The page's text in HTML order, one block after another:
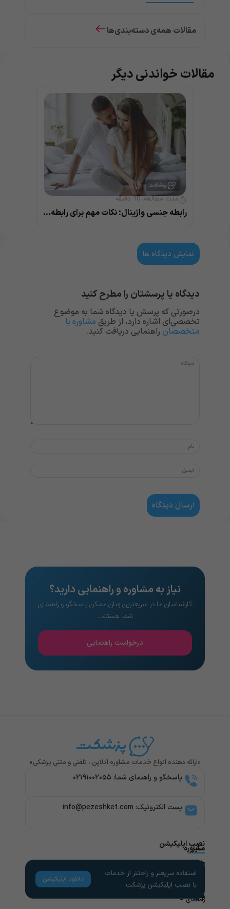
مقالات همه‌ی دسته‌بندی‌ها
مقالات خواندنی دیگر
مدت مطالعه:10 دقیقه
رابطه جنسی واژینال؛ نکات مهم برای رابطه ای سالم
نمایش دیدگاه ها
دیدگاه یا پرسشتان را مطرح کنید
درصورتی که پرسش یا دیدگاه شما به موضوع
تخصصی‌ای اشاره دارد، از طریق مشاوره با
متخصصان راهنمایی دریافت کنید.
نیاز به مشاوره و راهنمایی دارید؟
کارشناسان ما در سریعترین زمان ممکن پاسخگو و راهنمای
شما هستند..
درخواست راهنمایی
«ارائه دهنده انواع خدمات مشاوره آنلاین ، تلفنی و متنی پزشکی»
پاسخگو و راهنمای شما: ۰۲۱۹۱۰۰۲۰۵۵
پست الکترونیک: info@pezeshket.com​
مشاوره
پزشکی
تخصص
های
سایر
خدمات
مشاوره
روانشناسی
راهنمای
کاربران
راهنمای
لینک
های
مفید
نصب اپلیکیشن